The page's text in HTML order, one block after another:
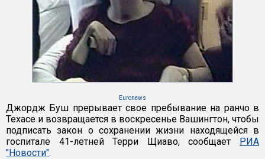
Euronews
Джордж Буш прерывает свое пребывание на ранчо в
Техасе и возвращается в воскресенье Вашингтон, чтобы
подписать закон о сохранении жизни находящейся в
госпитале 41-летней Терри Щиаво, сообщает РИА
"Новости".